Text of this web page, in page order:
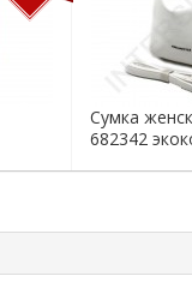
Сумка
682342